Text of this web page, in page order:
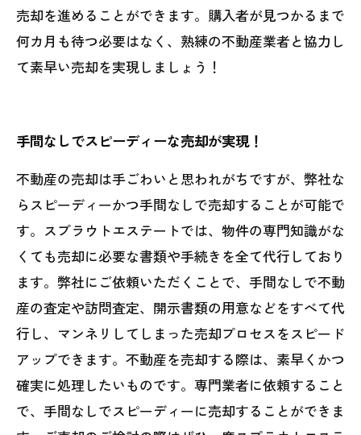
売却を進めることができます。購入者が見つかるまで
何カ月も待つ必要はなく、熟練の不動産業者と協力し
て素早い売却を実現しましょう！
手間なしでスピーディーな売却が実現！
不動産の売却は手ごわいと思われがちですが、弊社な
らスピーディーかつ手間なしで売却することが可能で
す。スプラウトエステートでは、物件の専門知識がな
くても売却に必要な書類や手続きを全て代行しており
ます。弊社にご依頼いただくことで、手間なしで不動
産の査定や訪問査定、開示書類の用意などをすべて代
行し、マンネリしてしまった売却プロセスをスピード
アップできます。不動産を売却する際は、素早くかつ
確実に処理したいものです。専門業者に依頼すること
で、手間なしでスピーディーに売却することができま